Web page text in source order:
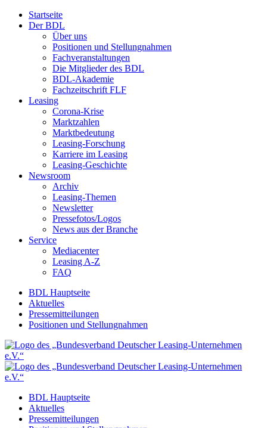
Startseite
Der BDL
Über uns
Positionen und Stellungnahmen
Fachveranstaltungen
Die Mitglieder des BDL
BDL-Akademie
Fachzeitschrift FLF
Leasing
Corona-Krise
Marktzahlen
Marktbedeutung
Leasing-Forschung
Karriere im Leasing
Leasing-Geschichte
Newsroom
Archiv
Leasing-Themen
Newsletter
Pressefotos/Logos
News aus der Branche
Service
Mediacenter
Leasing A-Z
FAQ
BDL Hauptseite
Aktuelles
Pressemitteilungen
Positionen und Stellungnahmen
BDL Hauptseite
Aktuelles
Pressemitteilungen